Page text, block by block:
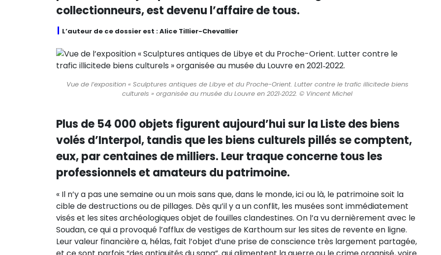
collectionneurs, est devenu l’affaire de tous.
L’auteur de ce dossier est : Alice Tillier-Chevallier
Vue de l’exposition « Sculptures antiques de Libye et du Proche-Orient. Lutter contre le trafic illicitede biens
culturels » organisée au musée du Louvre en 2021‑2022. © Vincent Michel
Plus de 54 000 objets figurent aujourd’hui sur la Liste des biens
volés d’Interpol, tandis que les biens culturels pillés se comptent,
eux, par centaines de milliers. Leur traque concerne tous les
professionnels et amateurs du patrimoine.
« Il n’y a pas une semaine ou un mois sans que, dans le monde, ici ou là, le patrimoine soit la
cible de destructions ou de pillages. Dès qu’il y a un conflit, les musées sont immédiatement
visés et les sites archéologiques objet de fouilles clandestines. On l’a vu dernièrement avec le
Soudan, ce qui a provoqué l’afflux de vestiges de Karthoum sur les sites de revente en ligne.
Leur valeur financière a, hélas, fait l’objet d’une prise de conscience très largement partagée,